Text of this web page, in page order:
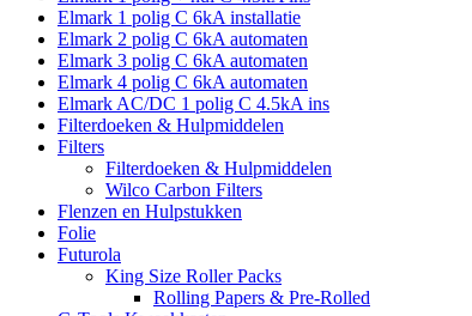
Elmark 1 polig C 6kA installatie
Elmark 2 polig C 6kA automaten
Elmark 3 polig C 6kA automaten
Elmark 4 polig C 6kA automaten
Elmark AC/DC 1 polig C 4.5kA ins
Filterdoeken & Hulpmiddelen
Filters
Filterdoeken & Hulpmiddelen
Wilco Carbon Filters
Flenzen en Hulpstukken
Folie
Futurola
King Size Roller Packs
Rolling Papers & Pre-Rolled